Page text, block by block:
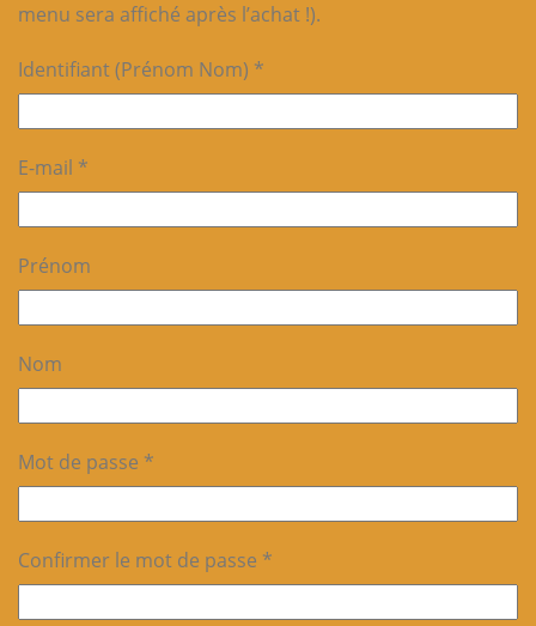
menu sera affiché après l’achat !).
Identifiant (Prénom Nom) *
E-mail *
Prénom
Nom
Mot de passe *
Confirmer le mot de passe *